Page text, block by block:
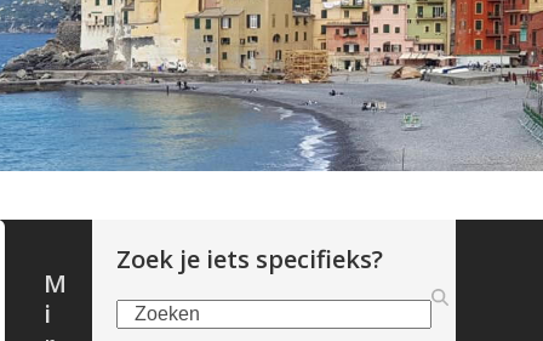
Zoek je iets specifieks?
Zoeken
M
i